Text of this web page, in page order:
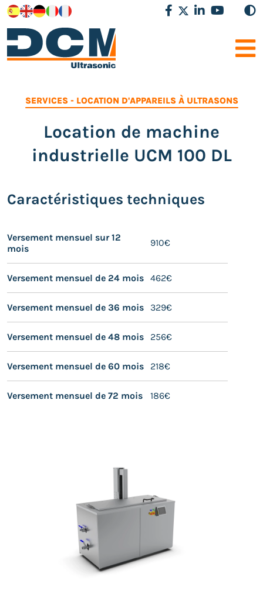
SERVICES- LOCATION D'APPAREILS À ULTRASONS
Location de machine
industrielle UCM 100 DL
Caractéristiques techniques
Versement mensuel sur 12
mois
910€
Versement mensuel de 24 mois 462€
Versement mensuel de 36 mois 329€
Versement mensuel de 48 mois 256€
Versement mensuel de 60 mois 218€
Versement mensuel de 72 mois 186€